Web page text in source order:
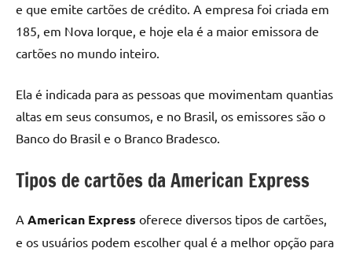
e que emite cartões de crédito. A empresa foi criada em
185, em Nova Iorque, e hoje ela é a maior emissora de
cartões no mundo inteiro.
Ela é indicada para as pessoas que movimentam quantias
altas em seus consumos, e no Brasil, os emissores são o
Banco do Brasil e o Branco Bradesco.
Tipos de cartões da American Express
A American Express oferece diversos tipos de cartões,
e os usuários podem escolher qual é a melhor opção para